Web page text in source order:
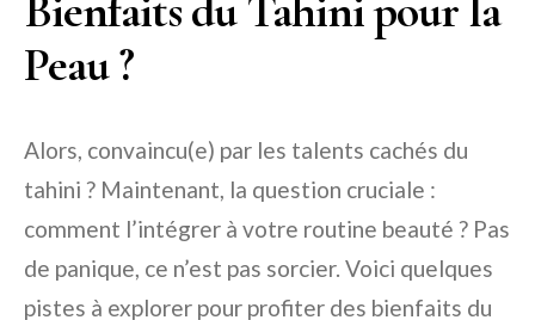
Peau ?
Alors, convaincu(e) par les talents cachés du
tahini ? Maintenant, la question cruciale :
comment l’intégrer à votre routine beauté ? Pas
de panique, ce n’est pas sorcier. Voici quelques
pistes à explorer pour profiter des bienfaits du